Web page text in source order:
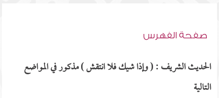
صفحة الفهرس
الحديث الشريف : ( وإذا شيك فلا انتقش ) مذكور في المواضع
التالية